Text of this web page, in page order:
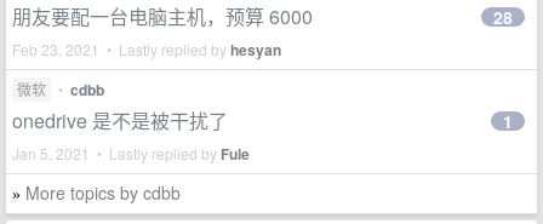
朋友要配一台电脑主机，预算 6000
Feb 23, 2021 • Lastly replied byhesyan
28
微软 • cdbb
onedrive 是不是被干扰了
Jan 5, 2021 • Lastly replied by Fule
1
» More topics by cdbb